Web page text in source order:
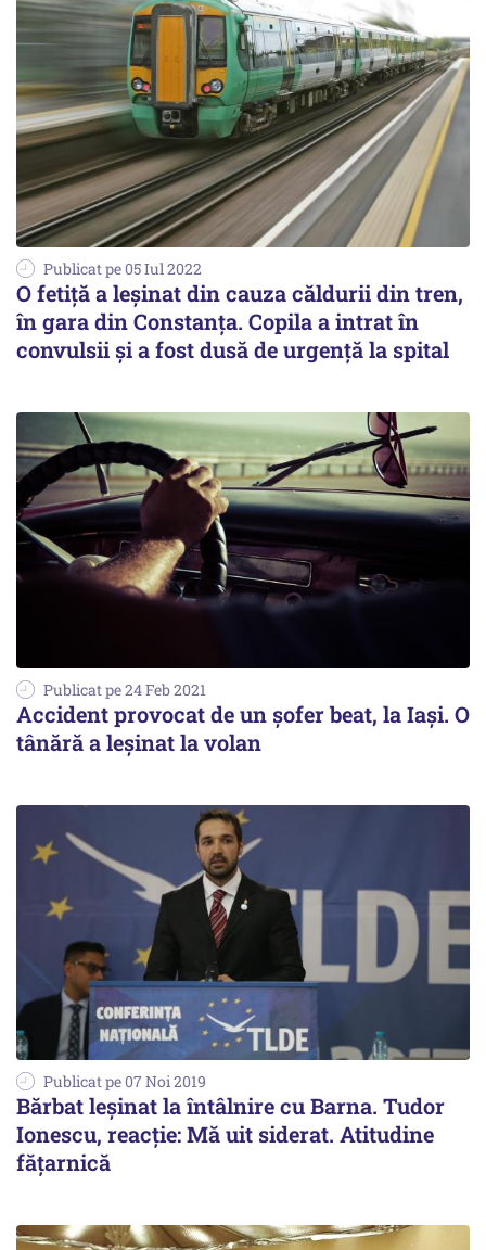
Publicat pe 05 Iul 2022
O fetiță a leșinat din cauza căldurii din tren,
în gara din Constanţa. Copila a intrat în
convulsii și a fost dusă de urgență la spital
Publicat pe 24 Feb 2021
Accident provocat de un șofer beat, la Iași. O
tânără a leșinat la volan
Publicat pe 07 Noi 2019
Bărbat leşinat la întâlnire cu Barna. Tudor
Ionescu, reacţie: Mă uit siderat. Atitudine
făţarnică